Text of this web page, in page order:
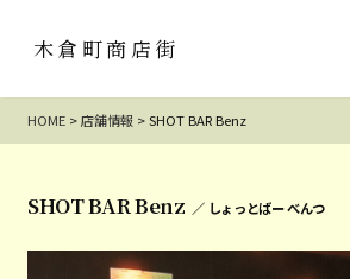
木倉町商店街
HOME>店舗情報 >SHOT BAR Benz
SHOT BAR Benz ／ しょっとばー べんつ